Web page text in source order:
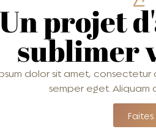
Un projet
sublimer
dolor sit amet, consectetur
semper eget. Aliquam